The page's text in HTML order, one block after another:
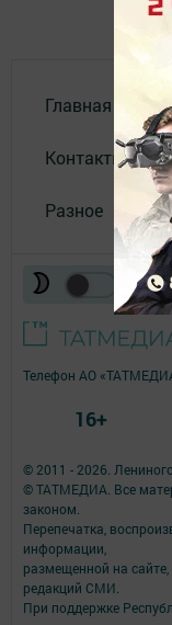
Главная
Контакты
Разное
© 2011 - 2026.
© ТАТМЕДИА. Все
законом.
Перепечатка,
информации,
размещенной на
редакций СМИ.
При поддержке
Телефон АО
16+